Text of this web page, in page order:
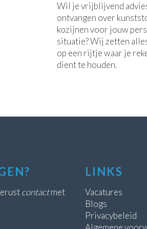
Wil je vrijblijvend
ontvangen over
kozijnen voor jouw
situatie? Wij zetten
op een rijtje waar je
dient te houden.
contactmet
LINKS
Vacatures
Blogs
Privacybeleid